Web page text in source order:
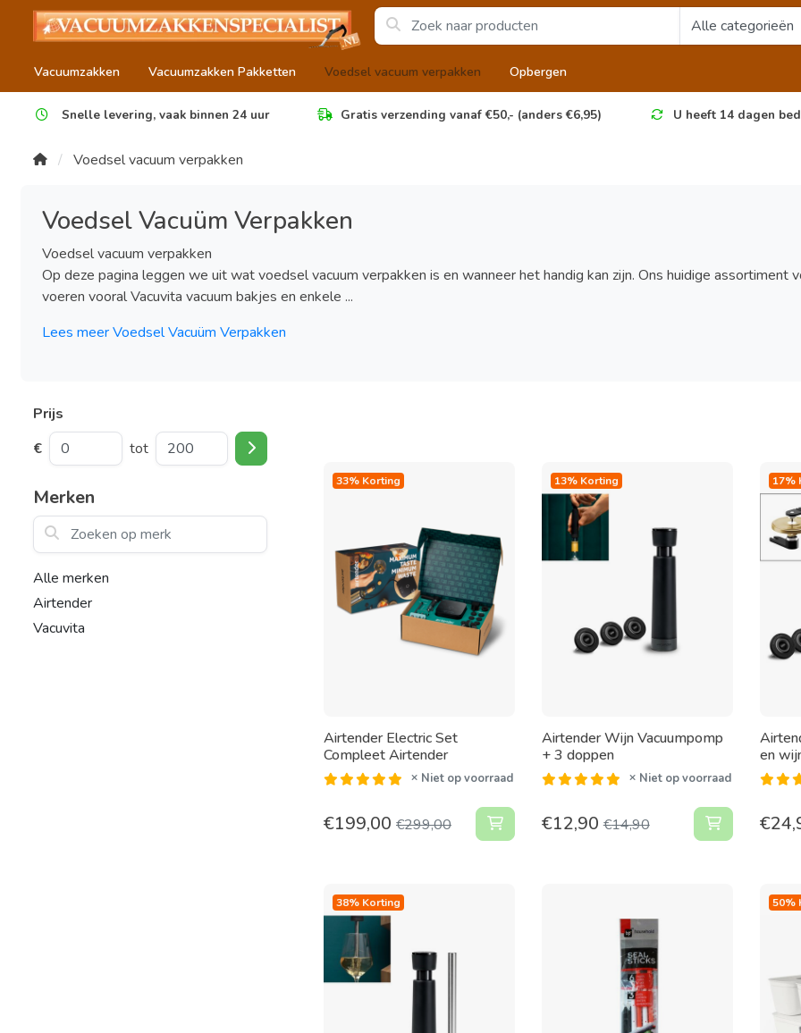
Vacuumzakken Vacuumzakken Pakketten Voedsel vacuum verpakken Opbergen
Snelle levering, vaak binnen 24 uur Gratis verzending vanaf €50,- (anders €6,95) U heeft 14 dagen
Voedsel vacuum verpakken
Voedsel Vacuüm Verpakken
Voedsel vacuum verpakken
Op deze pagina leggen we uit wat voedsel vacuum verpakken is en wanneer het handig kan zijn. Ons huidige assortiment
voeren vooral Vacuvita vacuum bakjes en enkele ...
Lees meer Voedsel Vacuüm Verpakken
Prijs
€
tot
Merken
Zoeken op merk
Alle merken
Airtender
Vacuvita
33% Korting
Airtender Electric Set
Compleet Airtender
Niet op voorraad
€199,00 €299,00 Electric Set Compleet Airtender toevoegen aan
13% Korting
Airtender Wijn Vacuumpomp
+ 3 doppen
Niet op voorraad
€12,90€14,90 Wijn
17%
en
€
38% Korting 50%